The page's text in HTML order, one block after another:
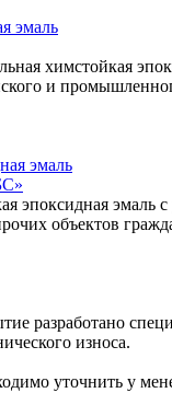
эмаль
химстойкая
и
эмаль
эпоксидная
объектов
разработано
износа.
уточнить у